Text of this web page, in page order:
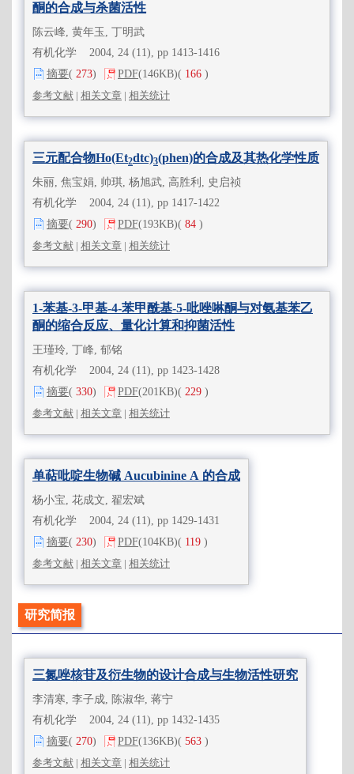
酮的合成与杀菌活性
陈云峰, 黄年玉, 丁明武
有机化学 2004, 24 (11), pp 1413-1416
摘要( 273) PDF(146KB)( 166 )
参考文献 | 相关文章 | 相关统计
三元配合物Ho(Et2dtc)3(phen)的合成及其热化学性质
朱丽, 焦宝娟, 帅琪, 杨旭武, 高胜利, 史启祯
有机化学 2004, 24 (11), pp 1417-1422
摘要( 290) PDF(193KB)( 84 )
参考文献 | 相关文章 | 相关统计
1-苯基-3-甲基-4-苯甲酰基-5-吡唑啉酮与对氨基苯乙
酮的缩合反应、量化计算和抑菌活性
王瑾玲, 丁峰, 郁铭
有机化学 2004, 24 (11), pp 1423-1428
摘要( 330) PDF(201KB)( 229 )
参考文献 | 相关文章 | 相关统计
单萜吡啶生物碱 Aucubinine A 的合成
杨小宝, 花成文, 翟宏斌
有机化学 2004, 24 (11), pp 1429-1431
摘要( 230) PDF(104KB)( 119 )
参考文献 | 相关文章 | 相关统计
研究简报
三氮唑核苷及衍生物的设计合成与生物活性研究
李清寒, 李子成, 陈淑华, 蒋宁
有机化学 2004, 24 (11), pp 1432-1435
摘要( 270) PDF(136KB)( 563 )
参考文献 | 相关文章 | 相关统计